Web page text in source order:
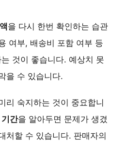
을 다시 한번 확인하는 습관
여부, 배송비 포함 여부 등
것이 좋습니다. 예상치 못
을 수 있습니다.
리 숙지하는 것이 중요합니
기간을 알아두면 문제가 생겼
처할 수 있습니다. 판매자의